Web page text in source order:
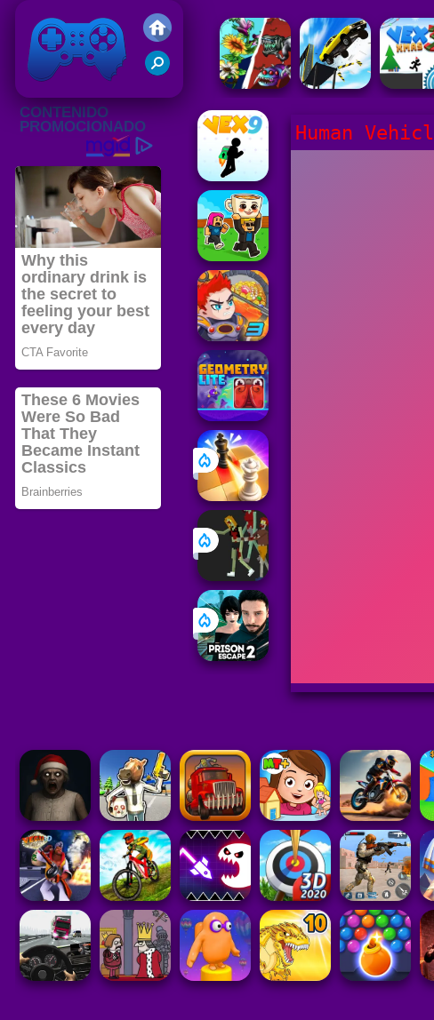
Juegos Friv 2020
Human